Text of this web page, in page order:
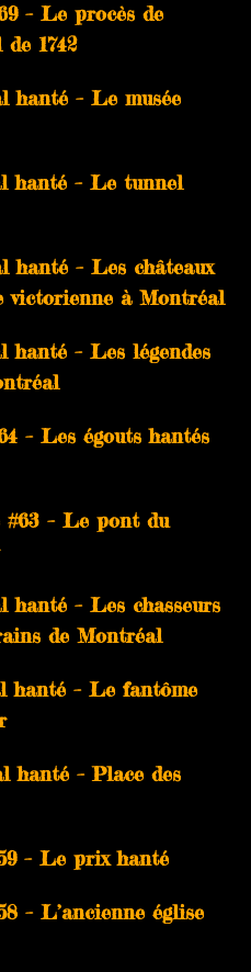
– Le procès de
1742
hanté – Le musée
hanté – Le tunnel
hanté – Les châteaux
victorienne à Montréal
hanté – Les légendes
– Les égouts hantés
– Le pont du
hanté – Les chasseurs
de Montréal
hanté – Le fantôme
hanté – Place des
– Le prix hanté
– L’ancienne église